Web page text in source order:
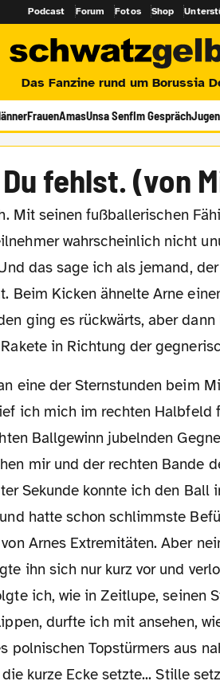
Podcast Forum Fotos Shop
Das Fanzine rund um Borussia
FrauenAmasUnsa SenfIm Gespräch
Du fehlst. (von
wahrscheinlich nicht
das sage ich als jemand,
Beim Kicken ähnelte Arne
ging es rückwärts, aber
in Richtung der
ich mich im rechten Halbfeld
Ballgewinn jubelnden
mir und der rechten Bande
Sekunde konnte ich den Ball
hatte schon schlimmste
Arnes Extremitäten. Aber
ihn sich nur kurz vor und
ich, wie in Zeitlupe, seinen
durfte ich mit ansehen,
polnischen Topstürmers aus
kurze Ecke setzte... Stille